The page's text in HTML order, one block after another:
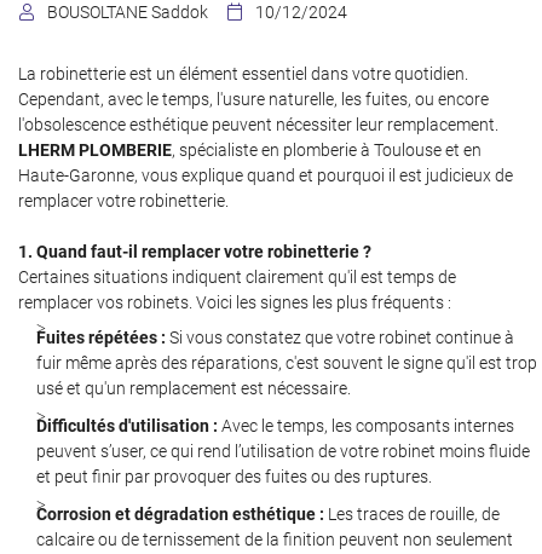
 Code Captcha
Rafraîchir le captcha
utilisantle formulaire de désinscription.
Inscription
 BOUSOLTANE Saddok  10/12/2024
La robinetterie est un élément essentiel dans votre quotidien.
Cependant, avec le temps, l'usure naturelle, les fuites, ou encore
l'obsolescence esthétique peuvent nécessiter leur remplacement.
LHERM PLOMBERIE, spécialiste en plomberie à Toulouse et en
Haute-Garonne, vous explique quand et pourquoi il est judicieux de
remplacer votre robinetterie.
1. Quand faut-il remplacer votre robinetterie ?
Certaines situations indiquent clairement qu'il est temps de
remplacer vos robinets. Voici les signes les plus fréquents :
Fuites répétées : Si vous constatez que votre robinet continue à
fuir même après des réparations, c'est souvent le signe qu'il est trop
usé et qu'un remplacement est nécessaire.
Difficultés d'utilisation : Avec le temps, les composants internes
peuvent s’user, ce qui rend l’utilisation de votre robinet moins fluide
et peut finir par provoquer des fuites ou des ruptures.
Corrosion et dégradation esthétique : Les traces de rouille, de
calcaire ou de ternissement de la finition peuvent non seulement